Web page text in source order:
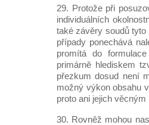
29. Protože při
individuálních
také závěry soudů
případy ponechává
promítá do
primárně hlediskem
přezkum dosud není
možný výkon obsahu
proto ani jejich
30. Rovněž mohou